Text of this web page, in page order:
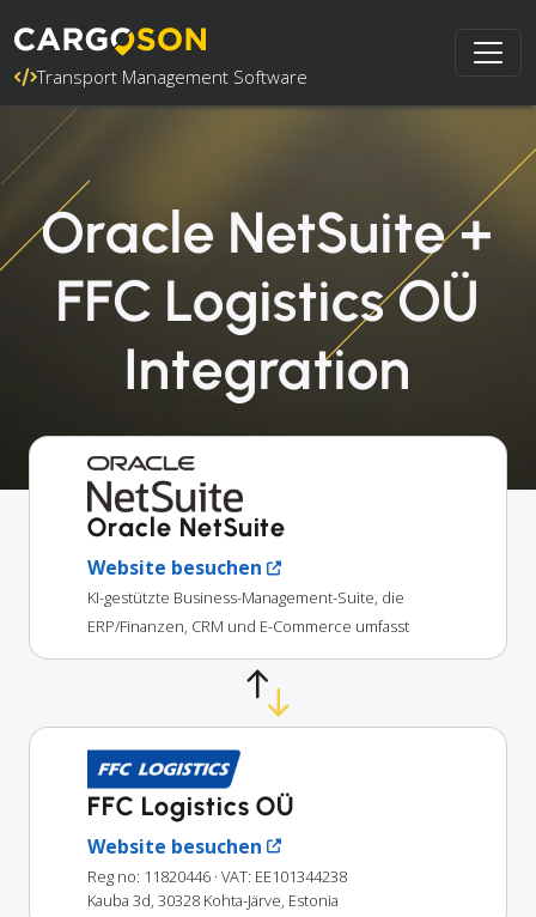
Transport Management Software
Oracle NetSuite +
FFC Logistics OÜ
Integration
Oracle NetSuite
Website besuchen
KI-gestützte Business-Management-Suite, die
ERP/Finanzen, CRM und E-Commerce umfasst
FFC Logistics OÜ
Website besuchen
Reg no: 11820446 · VAT: EE101344238
Kauba 3d, 30328 Kohta-Järve, Estonia